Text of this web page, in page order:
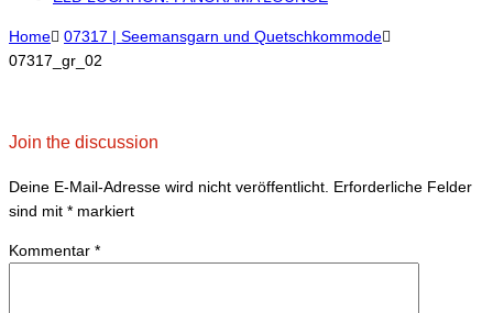
Home 07317 | Seemansgarn und Quetschkommode
07317_gr_02
Join the discussion
Deine E-Mail-Adresse wird nicht veröffentlicht. Erforderliche Felder
sind mit * markiert
Kommentar *